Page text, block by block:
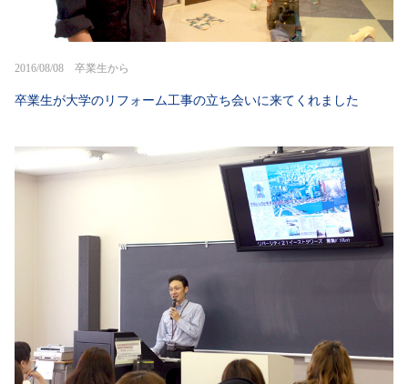
2016/08/08 卒業生から
卒業生が大学のリフォーム工事の立ち会いに来てくれました